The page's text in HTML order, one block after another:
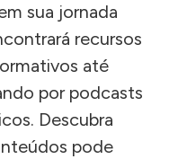
sua jornada
recursos
até
por podcasts
Descubra
pode